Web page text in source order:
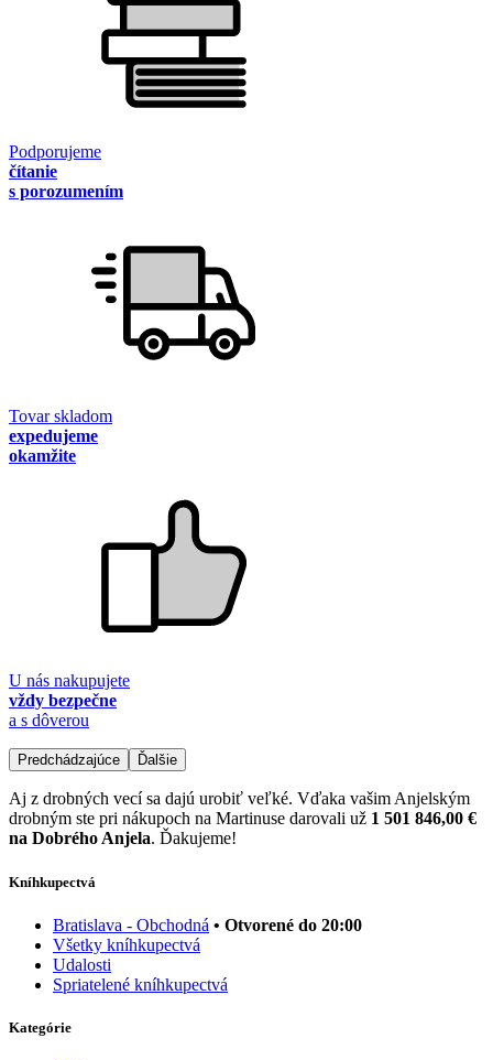
Podporujeme
čítanie
s porozumením
Tovar skladom
expedujeme
okamžite
U nás nakupujete
vždy bezpečne
a s dôverou
Predchádzajúce Ďalšie
Aj z drobných vecí sa dajú urobiť veľké. Vďaka vašim Anjelským
drobným ste pri nákupoch na Martinuse darovali už 1 501 846,00 €
na Dobrého Anjela. Ďakujeme!
Kníhkupectvá
Bratislava - Obchodná • Otvorené do 20:00
Všetky kníhkupectvá
Udalosti
Spriatelené kníhkupectvá
Kategórie